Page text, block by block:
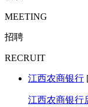
MEETING
招聘
RECRUIT
江西农商银行
江西农商银行